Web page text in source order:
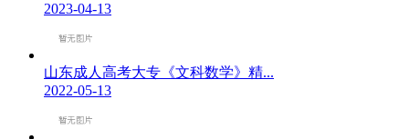
2023-04-13
山东成人高考大专《文科数学》精...
2022-05-13